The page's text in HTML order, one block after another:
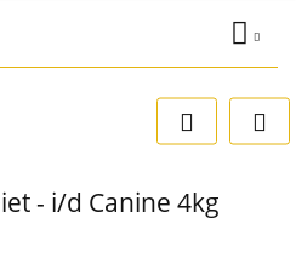
Zaloguj się
Dodaj zgłoszenie
- i/d Canine 4kg